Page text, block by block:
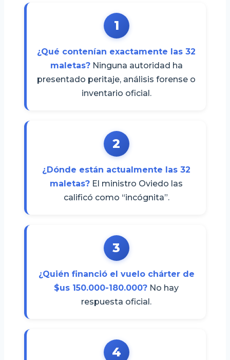
1
¿Qué contenían exactamente las 32
maletas?Ninguna autoridad ha
presentado peritaje, análisis forense o
inventario oficial.
2
¿Dónde están actualmente las 32
maletas? El ministro Oviedo las
calificó como “incógnita”.
3
¿Quién financió el vuelo chárter de
$us 150.000-180.000? No hay
respuesta oficial.
4